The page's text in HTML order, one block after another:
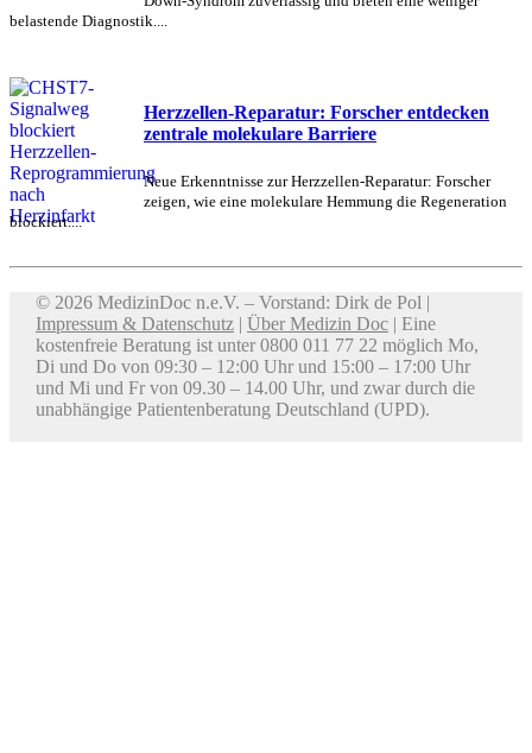
belastende Diagnostik....
Herzzellen-Reparatur: Forscher entdecken
zentrale molekulare Barriere
Neue Erkenntnisse zur Herzzellen-Reparatur: Forscher
zeigen, wie eine molekulare Hemmung die Regeneration
blockiert....
© 2026 MedizinDoc n.e.V. – Vorstand: Dirk de Pol |
Impressum & Datenschutz | Über Medizin Doc | Eine
kostenfreie Beratung ist unter 0800 011 77 22 möglich Mo,
Di und Do von 09:30 – 12:00 Uhr und 15:00 – 17:00 Uhr
und Mi und Fr von 09.30 – 14.00 Uhr, und zwar durch die
unabhängige Patientenberatung Deutschland (UPD).